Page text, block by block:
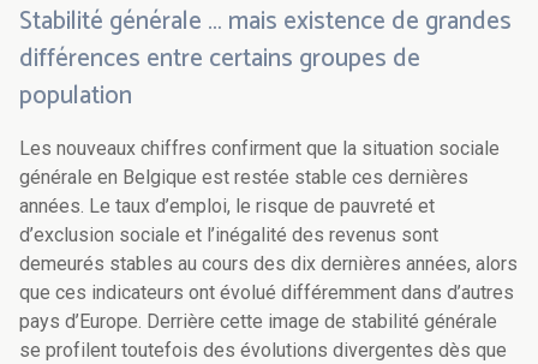
Stabilité générale … mais existence de grandes
différences entre certains groupes de
population
Les nouveaux chiffres confirment que la situation sociale
générale en Belgique est restée stable ces dernières
années. Le taux d’emploi, le risque de pauvreté et
d’exclusion sociale et l’inégalité des revenus sont
demeurés stables au cours des dix dernières années, alors
que ces indicateurs ont évolué différemment dans d’autres
pays d’Europe. Derrière cette image de stabilité générale
se profilent toutefois des évolutions divergentes dès que